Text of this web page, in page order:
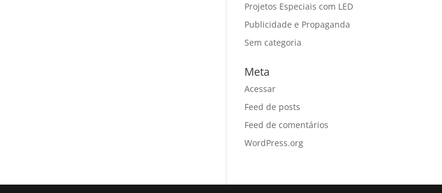
Projetos Especiais com LED
Publicidade e Propaganda
Sem categoria
Meta
Acessar
Feed de posts
Feed de comentários
WordPress.org